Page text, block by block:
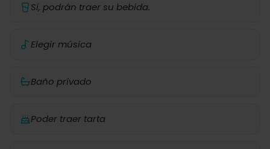
Sí, podrán traer su bebida.
Elegir música
Baño privado
Poder traer tarta